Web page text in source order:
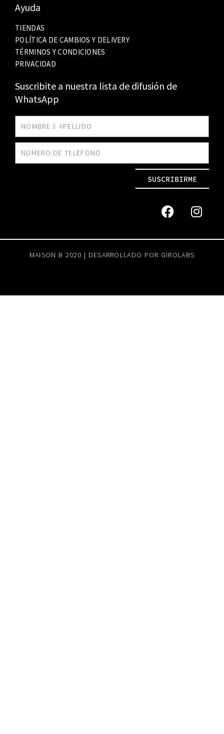
Ayuda
TIENDAS
POLÍTICA DE CAMBIOS Y DELIVERY
TÉRMINOS Y CONDICIONES
PRIVACIDAD
Suscribite a nuestra lista de difusión de
WhatsApp
SUSCRIBIRME
MAISON B 2020 | DESARROLLADO POR GIROLABS